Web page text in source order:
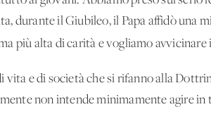
durante il Giubileo, il Papa affidò una
più alta di carità e vogliamo avvicinare
e di società che si rifanno alla
non intende minimamente agire